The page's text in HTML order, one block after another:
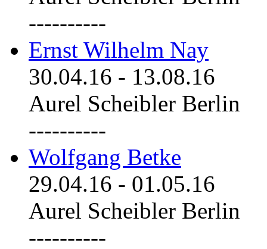
----------
Ernst Wilhelm Nay
30.04.16 - 13.08.16
Aurel Scheibler Berlin
----------
Wolfgang Betke
29.04.16 - 01.05.16
Aurel Scheibler Berlin
----------